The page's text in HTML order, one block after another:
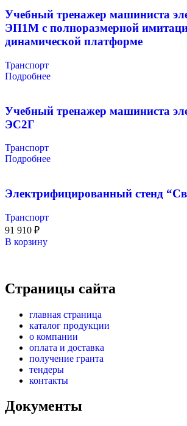
Учебный тренажер машиниста
ЭП1М с полноразмерной
динамической платформе
Транспорт
Подробнее
Учебный тренажер машиниста
ЭС2Г
Транспорт
Подробнее
Электрифицированный стенд
Транспорт
91 910 ₽
В корзину
Страницы сайта
главная страница
каталог продукции
о компании
оплата и доставка
получение гранта
тендеры
контакты
Документы